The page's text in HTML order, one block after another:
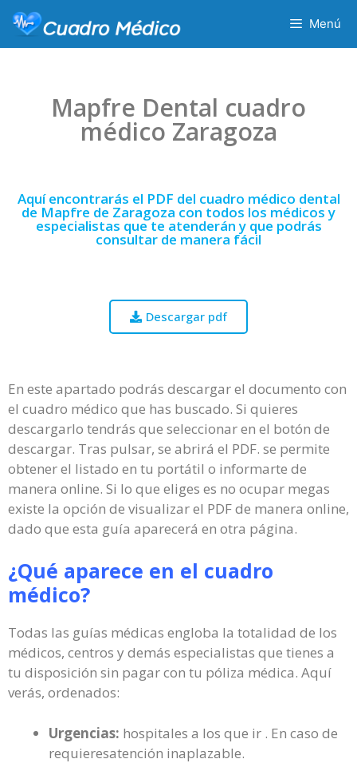
Menú
Mapfre Dental cuadro
médico Zaragoza
Aquí encontrarás el PDF del cuadro médico dental
de Mapfre de Zaragoza con todos los médicos y
especialistas que te atenderán y que podrás
consultar de manera fácil
Descargar pdf
En este apartado podrás descargar el documento con
el cuadro médico que has buscado. Si quieres
descargarlo tendrás que seleccionar en el botón de
descargar. Tras pulsar, se abrirá el PDF. se permite
obtener el listado en tu portátil o informarte de
manera online. Si lo que eliges es no ocupar megas
existe la opción de visualizar el PDF de manera online,
dado que esta guía aparecerá en otra página.
¿Qué aparece en el cuadro
médico?
Todas las guías médicas engloba la totalidad de los
médicos, centros y demás especialistas que tienes a
tu disposición sin pagar con tu póliza médica. Aquí
verás, ordenados:
Urgencias: hospitales a los que ir . En caso de
requieresatención inaplazable.